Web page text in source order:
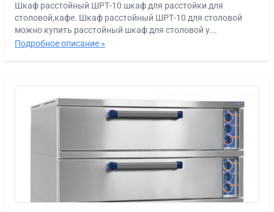
Шкаф расстойный ШРТ-10 шкаф для расстойки для
столовой,кафе. Шкаф расстойный ШРТ-10 для столовой
можно купить расстойный шкаф для столовой у...
Подробное описание »